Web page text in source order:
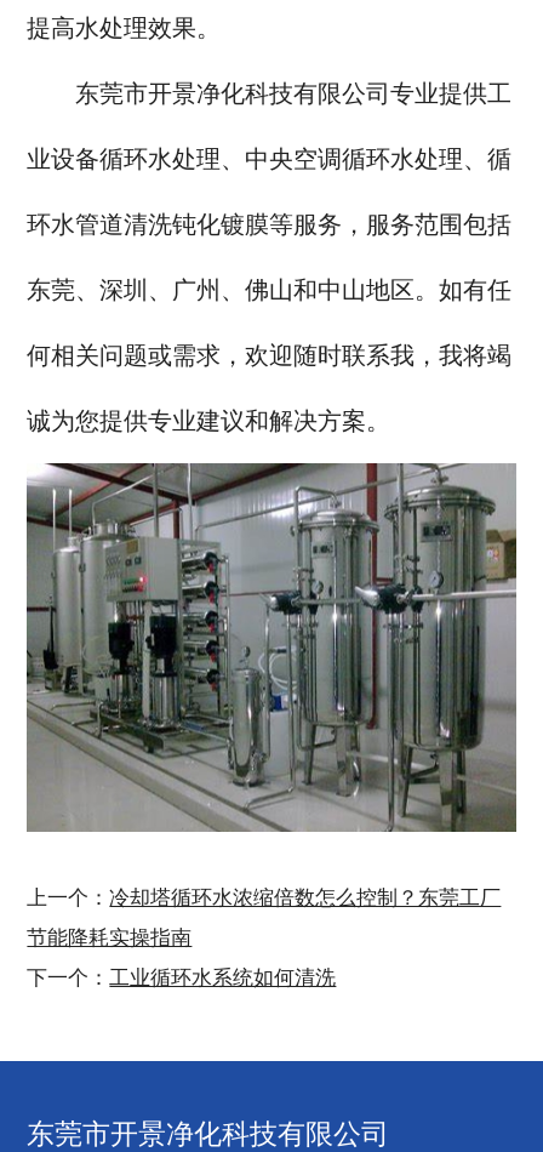
提高水处理效果。
东莞市开景净化科技有限公司专业提供工
业设备循环水处理、中央空调循环水处理、循
环水管道清洗钝化镀膜等服务，服务范围包括
东莞、深圳、广州、佛山和中山地区。如有任
何相关问题或需求，欢迎随时联系我，我将竭
诚为您提供专业建议和解决方案。
上一个：冷却塔循环水浓缩倍数怎么控制？东莞工厂
节能降耗实操指南
下一个： 工业循环水系统如何清洗
东莞市开景净化科技有限公司